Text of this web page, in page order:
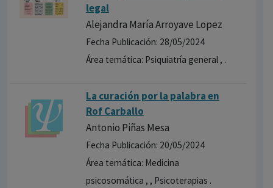
legal
Alejandra María Arroyave Lopez
Fecha Publicación: 28/05/2024
Área temática: Psiquiatría general , .
La curación por la palabra en
Rof Carballo
Antonio Piñas Mesa
Fecha Publicación: 20/05/2024
Área temática: Medicina
psicosomática , , Psicoterapias .